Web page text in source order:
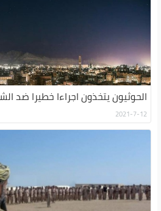
الحوثيون يتخذون اجراءا خطيرا ضد
2021-7-12